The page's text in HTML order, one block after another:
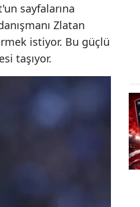
sayfalarına
Zlatan
istiyor. Bu güçlü
taşıyor.